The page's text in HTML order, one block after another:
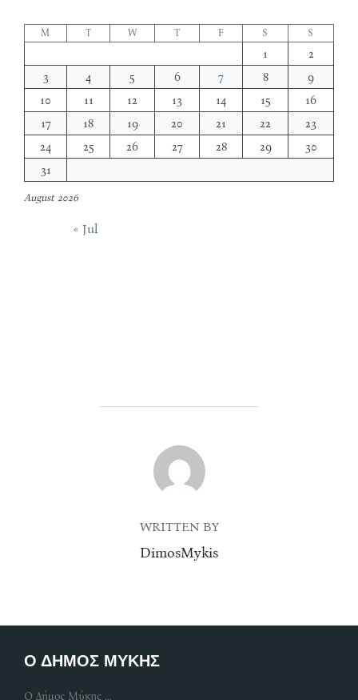
August 2026
M T W T F S S
1
2
3
4 5 6 7 8
9
10
11 12 13 14 15
16
17
18 19 20 21 22
23
24
25 26 27 28 29
30
31
« Jul
POST AUTHOR
WRITTEN BY
DimosMykis
Ο ΔΗΜΟΣ ΜΥΚΗΣ
Ο Δήμος Μύκης ...